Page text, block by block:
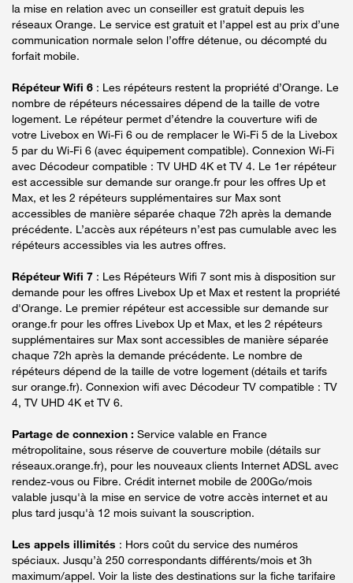
la mise en relation avec un conseiller est gratuit depuis les
réseaux Orange. Le service est gratuit et l’appel est au prix d’une
communication normale selon l’offre détenue, ou décompté du
forfait mobile.
Répéteur Wifi 6 : Les répéteurs restent la propriété d’Orange. Le
nombre de répéteurs nécessaires dépend de la taille de votre
logement. Le répéteur permet d’étendre la couverture wifi de
votre Livebox en Wi-Fi 6 ou de remplacer le Wi-Fi 5 de la Livebox
5 par du Wi-Fi 6 (avec équipement compatible). Connexion Wi-Fi
avec Décodeur compatible : TV UHD 4K et TV 4. Le 1er répéteur
est accessible sur demande sur orange.fr pour les offres Up et
Max, et les 2 répéteurs supplémentaires sur Max sont
accessibles de manière séparée chaque 72h après la demande
précédente. L’accès aux répéteurs n’est pas cumulable avec les
répéteurs accessibles via les autres offres.
Répéteur Wifi 7 : Les Répéteurs Wifi 7 sont mis à disposition sur
demande pour les offres Livebox Up et Max et restent la propriété
d'Orange. Le premier répéteur est accessible sur demande sur
orange.fr pour les offres Livebox Up et Max, et les 2 répéteurs
supplémentaires sur Max sont accessibles de manière séparée
chaque 72h après la demande précédente. Le nombre de
répéteurs dépend de la taille de votre logement (détails et tarifs
sur orange.fr). Connexion wifi avec Décodeur TV compatible : TV
4, TV UHD 4K et TV 6.
Partage de connexion : Service valable en France
métropolitaine, sous réserve de couverture mobile (détails sur
réseaux.orange.fr), pour les nouveaux clients Internet ADSL avec
rendez-vous ou Fibre. Crédit internet mobile de 200Go/mois
valable jusqu'à la mise en service de votre accès internet et au
plus tard jusqu'à 12 mois suivant la souscription.
Les appels illimités : Hors coût du service des numéros
spéciaux. Jusqu’à 250 correspondants différents/mois et 3h
maximum/appel. Voir la liste des destinations sur la fiche tarifaire